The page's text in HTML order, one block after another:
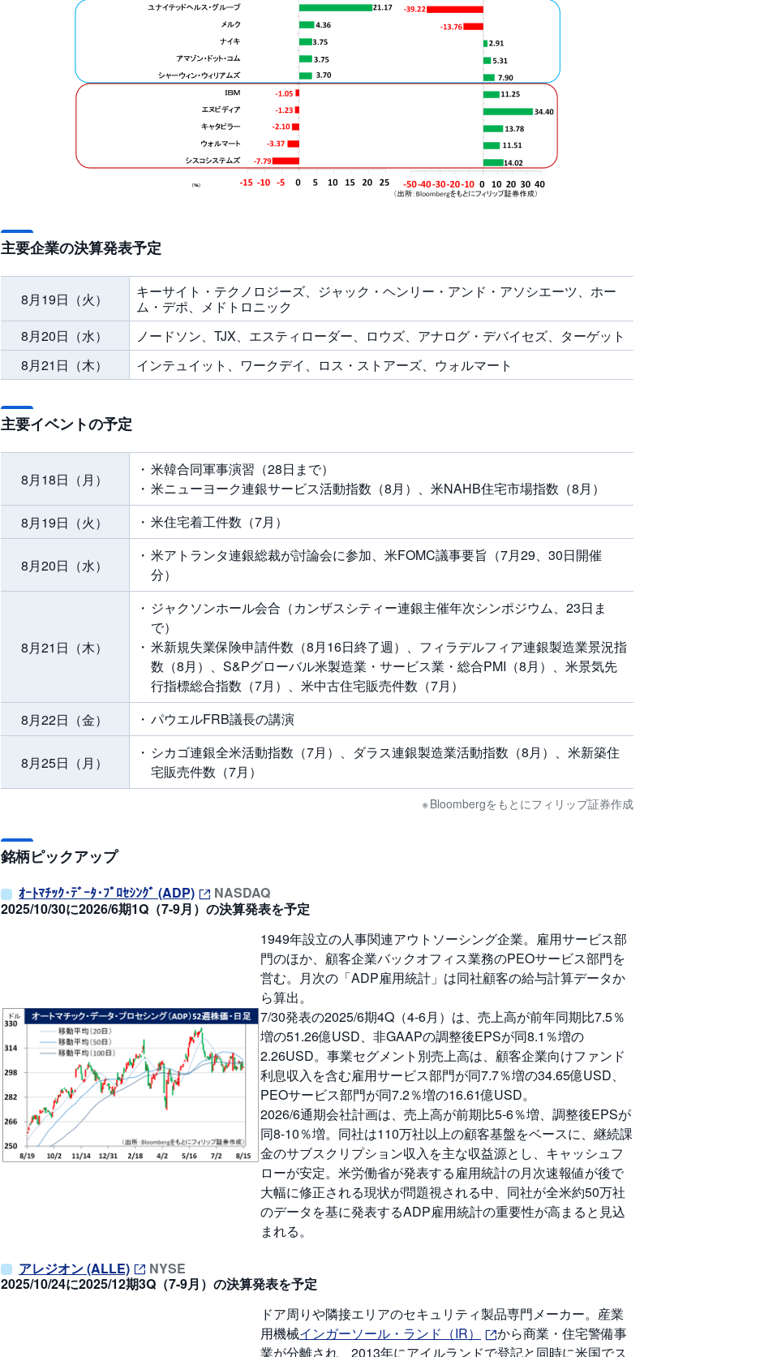
主要企業の決算発表予定
8月19日（火）
キーサイト・テクノロジーズ、ジャック・ヘンリー・アンド・アソシエーツ、ホー
ム・デポ、メドトロニック
8月20日（水）
ノードソン、TJX、エスティローダー、ロウズ、アナログ・デバイセズ、ターゲット
8月21日（木）
インテュイット、ワークデイ、ロス・ストアーズ、ウォルマート
主要イベントの予定
8月18日（月）
米韓合同軍事演習（28日まで）
米ニューヨーク連銀サービス活動指数（8月）、米NAHB住宅市場指数（8月）
8月19日（火）
米住宅着工件数（7月）
8月20日（水）
米アトランタ連銀総裁が討論会に参加、米FOMC議事要旨（7月29、30日開催
分）
8月21日（木）
ジャクソンホール会合（カンザスシティー連銀主催年次シンポジウム、23日ま
で）
米新規失業保険申請件数（8月16日終了週）、フィラデルフィア連銀製造業景況指
数（8月）、S&Pグローバル米製造業・サービス業・総合PMI（8月）、米景気先
行指標総合指数（7月）、米中古住宅販売件数（7月）
8月22日（金）
パウエルFRB議長の講演
8月25日（月）
シカゴ連銀全米活動指数（7月）、ダラス連銀製造業活動指数（8月）、米新築住
宅販売件数（7月）
Bloombergをもとにフィリップ証券作成
銘柄ピックアップ
ｵｰﾄﾏﾁｯｸ･ﾃﾞｰﾀ･ﾌﾟﾛｾｼﾝｸﾞ (ADP)
NASDAQ
2025/10/30に2026/6期1Q（7-9月）の決算発表を予定
1949年設立の人事関連アウトソーシング企業。雇用サービス部
門のほか、顧客企業バックオフィス業務のPEOサービス部門を
営む。月次の「ADP雇用統計」は同社顧客の給与計算データか
ら算出。
7/30発表の2025/6期4Q（4-6月）は、売上高が前年同期比7.5％
増の51.26億USD、非GAAPの調整後EPSが同8.1％増の
2.26USD。事業セグメント別売上高は、顧客企業向けファンド
利息収入を含む雇用サービス部門が同7.7％増の34.65億USD、
PEOサービス部門が同7.2％増の16.61億USD。
2026/6通期会社計画は、売上高が前期比5-6％増、調整後EPSが
同8-10％増。同社は110万社以上の顧客基盤をベースに、継続課
金のサブスクリプション収入を主な収益源とし、キャッシュフ
ローが安定。米労働省が発表する雇用統計の月次速報値が後で
大幅に修正される現状が問題視される中、同社が全米約50万社
のデータを基に発表するADP雇用統計の重要性が高まると見込
まれる。
アレジオン (ALLE)
NYSE
2025/10/24に2025/12期3Q（7-9月）の決算発表を予定
ドア周りや隣接エリアのセキュリティ製品専門メーカー。産業
用機械インガーソール・ランド（IR）
から商業・住宅警備事
業が分離され、2013年にアイルランドで登記と同時に米国でス